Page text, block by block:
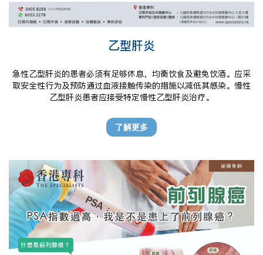
乙型肝炎
急性乙型肝炎的患者必须有足够休息，均衡饮食及避免饮酒。应采
取安全性行为及预防通过血液接触传染的措施以减低其感染。慢性
乙型肝炎患者应接受特定慢性乙型肝炎治疗。
了解更多